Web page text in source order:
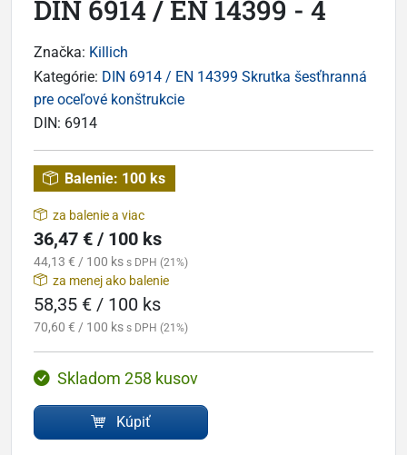
DIN 6914 / EN 14399 - 4
Značka: Killich
Kategórie: DIN 6914 / EN 14399 Skrutka šesťhranná
pre oceľové konštrukcie
DIN: 6914
Balenie: 100 ks
za balenie a viac
36,47 € / 100 ks
44,13 € / 100 ks s DPH (21%)
za menej ako balenie
58,35 € / 100 ks
70,60 € / 100 ks s DPH (21%)
Skladom 258 kusov
Kúpiť